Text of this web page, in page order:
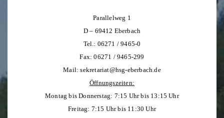
Parallelweg 1
D – 69412 Eberbach
Tel.: 06271 / 9465-0
Fax: 06271 / 9465-299
Mail:sekretariat@hsg-eberbach.de
Öffnungszeiten:
Montag bis Donnerstag: 7:15 Uhr bis 13:15 Uhr
Freitag: 7:15 Uhr bis 11:30 Uhr